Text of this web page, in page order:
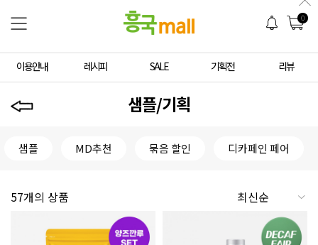
0
이용안내 레시피 SALE 기획전 리뷰
샘플/기획
샘플 MD추천 묶음 할인 디카페인 페어
57개의 상품